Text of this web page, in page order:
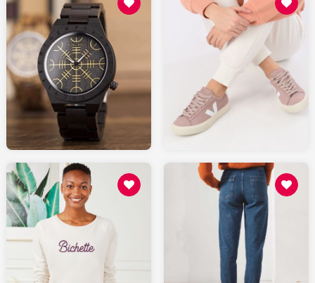
50.00
AMAZON.fr
SARENZA.com
49 109